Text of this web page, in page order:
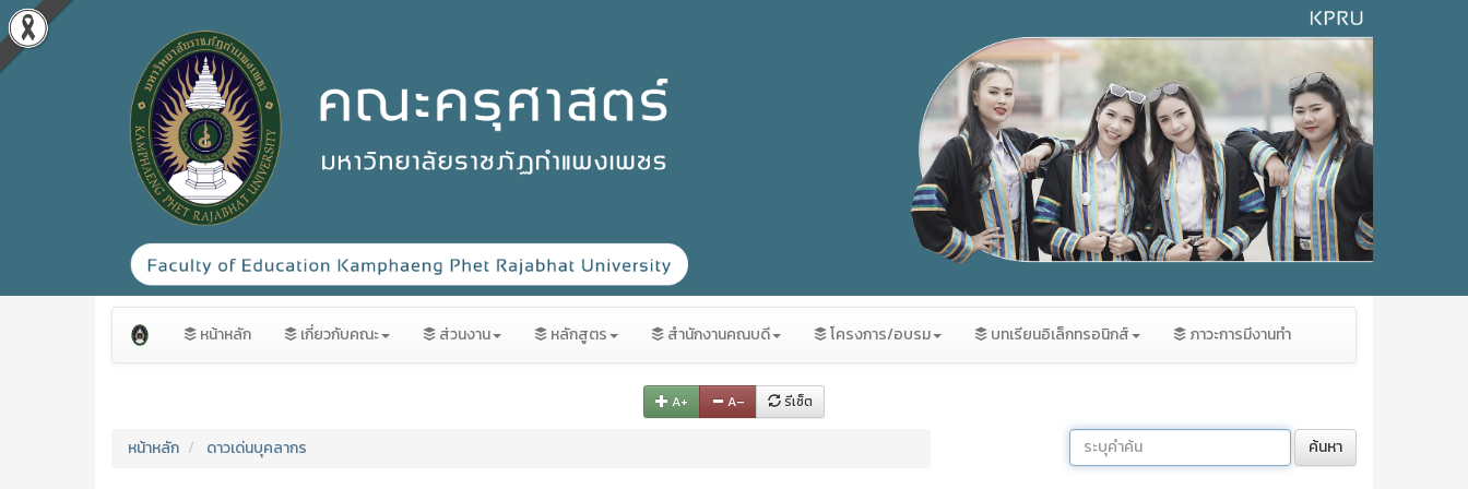
หน้าหลัก เกี่ยวกับคณะ ส่วนงาน หลักสูตร สำนักงานคณบดี โครงการ/อบรม บทเรียนอิเล็กทรอนิกส์ ภาวะการมีงานทำ
A+ A– รีเซ็ต
หน้าหลัก ดาวเด่นบุคลากร ค้นหา